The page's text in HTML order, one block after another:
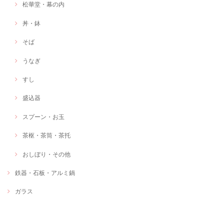
松華堂・幕の内
丼・鉢
そば
うなぎ
すし
盛込器
スプーン・お玉
茶枢・茶筒・茶托
おしぼり・その他
鉄器・石板・アルミ鍋
ガラス